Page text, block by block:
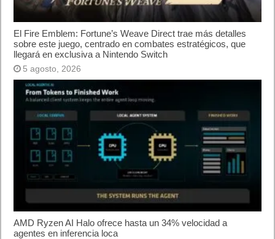
El Fire Emblem: Fortune’s Weave Direct trae más detalles
sobre este juego, centrado en combates estratégicos, que
llegará en exclusiva a Nintendo Switch
5 agosto, 2026
AMD Ryzen AI Halo ofrece hasta un 34% velocidad a
agentes en inferencia loca